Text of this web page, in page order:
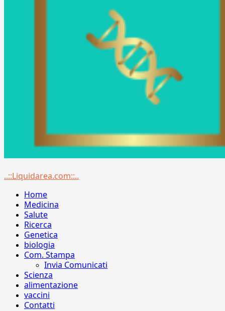
Menu
..::Liquidarea.com::..
Home
Medicina
Salute
Ricerca
Genetica
biologia
Com. Stampa
Invia Comunicati
Scienza
alimentazione
vaccini
Contatti